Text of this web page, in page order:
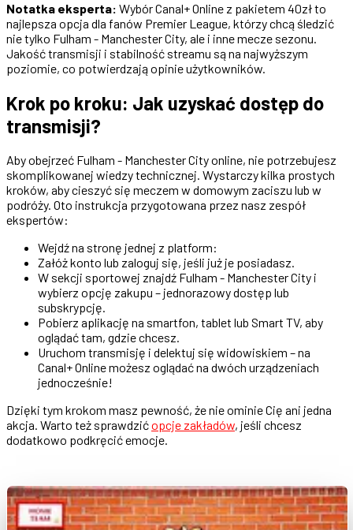
Notatka eksperta: Wybór Canal+ Online z pakietem 40zł to
najlepsza opcja dla fanów Premier League, którzy chcą śledzić
nie tylko Fulham - Manchester City, ale i inne mecze sezonu.
Jakość transmisji i stabilność streamu są na najwyższym
poziomie, co potwierdzają opinie użytkowników.
Krok po kroku: Jak uzyskać dostęp do
transmisji?
Aby obejrzeć Fulham - Manchester City online, nie potrzebujesz
skomplikowanej wiedzy technicznej. Wystarczy kilka prostych
kroków, aby cieszyć się meczem w domowym zaciszu lub w
podróży. Oto instrukcja przygotowana przez nasz zespół
ekspertów:
Wejdź na stronę jednej z platform:
Załóż konto lub zaloguj się, jeśli już je posiadasz.
W sekcji sportowej znajdź Fulham - Manchester City i
wybierz opcję zakupu – jednorazowy dostęp lub
subskrypcję.
Pobierz aplikację na smartfon, tablet lub Smart TV, aby
oglądać tam, gdzie chcesz.
Uruchom transmisję i delektuj się widowiskiem – na
Canal+ Online możesz oglądać na dwóch urządzeniach
jednocześnie!
Dzięki tym krokom masz pewność, że nie ominie Cię ani jedna
akcja. Warto też sprawdzićopcje zakładów, jeśli chcesz
dodatkowo podkręcić emocje.